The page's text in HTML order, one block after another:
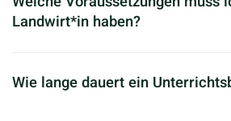
Landwirt*in haben?
Wie lange dauert ein